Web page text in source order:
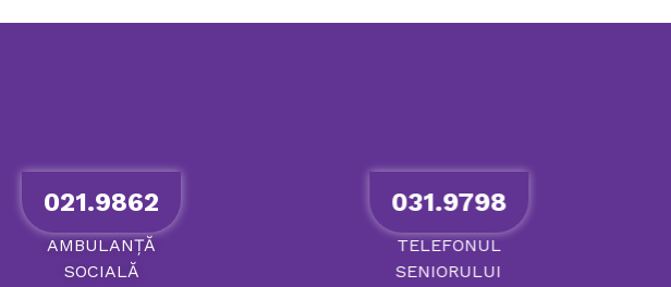
021.9862
AMBULANȚĂ
SOCIALĂ
031.9798
TELEFONUL
SENIORULUI